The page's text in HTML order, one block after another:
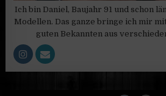
Ich bin Daniel, Baujahr 91 und schon
Modellen. Das ganze bringe ich mir
guten Bekannten aus